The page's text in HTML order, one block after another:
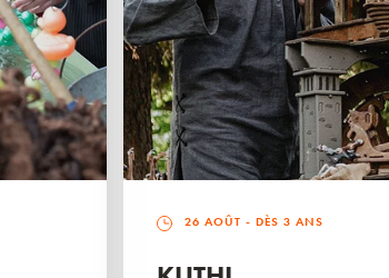
26 AOÛT - DÈS 3 ANS